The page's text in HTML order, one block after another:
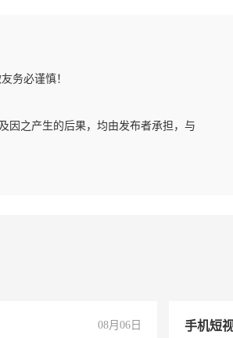
务必谨慎！
因之产生的后果，均由发布者承担，与
08月06日